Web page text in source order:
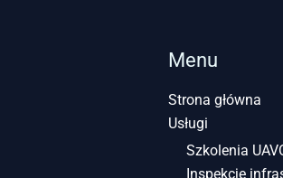
Menu
Strona główna
Usługi
Szkolenia
Inspekcje